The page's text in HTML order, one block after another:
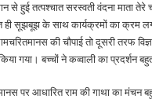
से हुई तत्पश्चात सरस्वती वंदना माता
ही सूझबूझ के साथ कार्यक्रमों का क्रम
की चौपाई तो दूसरी तरफ
किया गया। बच्चों ने कव्वाली का प्रदर्शन
पर आधारित राम की गाथा का मंचन